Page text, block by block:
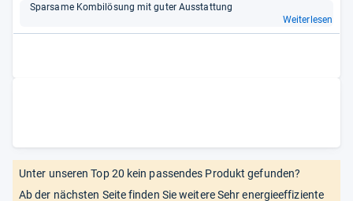
Spar­same Kom­bi­lö­sung mit guter Aus­stat­tung
Weiterlesen
Unter unseren Top 20 kein passendes Produkt gefunden?
Ab der nächsten Seite finden Sie weitere Sehr energieeffiziente